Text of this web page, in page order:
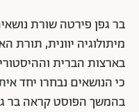
בר גפן פירטה שורת
מיתולוגיה יוונית, תורת
בארצות הברית
כי הנושאים נבחרו יחד
בהמשך הפוסט קראה בר